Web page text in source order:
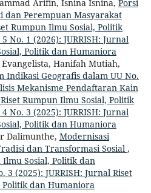
Arifin, Isnina Isnina, Porsi
dan Perempuan Masyarakat
Rumpun Ilmu Sosial, Politik
No. 1 (2026): JURRISH: Jurnal
Politik dan Humaniora
Hanifah Mutiah,
Indikasi Geografis dalam UU No.
Mekanisme Pendaftaran Kain
Rumpun Ilmu Sosial, Politik
No. 3 (2025): JURRISH: Jurnal
Politik dan Humaniora
Dalimunthe, Modernisasi
dan Transformasi Sosial ,
Sosial, Politik dan
3 (2025): JURRISH: Jurnal Riset
dan Humaniora